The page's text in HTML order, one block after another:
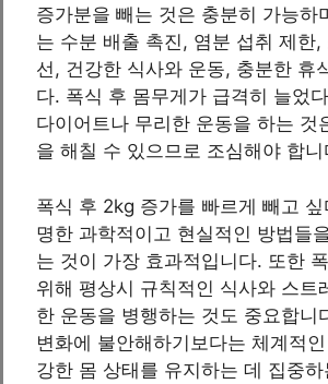
증가분을 빼는 것은 충분히 가능하
는 수분 배출 촉진, 염분 섭취 제한,
선, 건강한 식사와 운동, 충분한 휴
다. 폭식 후 몸무게가 급격히 늘었
다이어트나 무리한 운동을 하는 것
을 해칠 수 있으므로 조심해야 합니
폭식 후 2kg 증가를 빠르게 빼고
명한 과학적이고 현실적인 방법들
는 것이 가장 효과적입니다. 또한
위해 평상시 규칙적인 식사와 스트
한 운동을 병행하는 것도 중요합니
변화에 불안해하기보다는 체계적
강한 몸 상태를 유지하는 데 집중